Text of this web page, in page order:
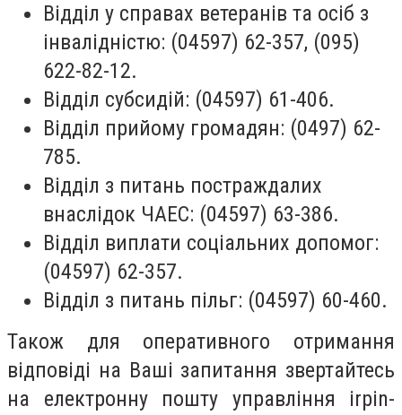
Відділ у справах ветеранів та осіб з
інвалідністю: (04597) 62-357, (095)
622-82-12.
Відділ субсидій: (04597) 61-406.
Відділ прийому громадян: (0497) 62-
785.
Відділ з питань постраждалих
внаслідок ЧАЕС: (04597) 63-386.
Відділ виплати соціальних допомог:
(04597) 62-357.
Відділ з питань пільг: (04597) 60-460.
Також для оперативного отримання
відповіді на Ваші запитання звертайтесь
на електронну пошту управління irpin-